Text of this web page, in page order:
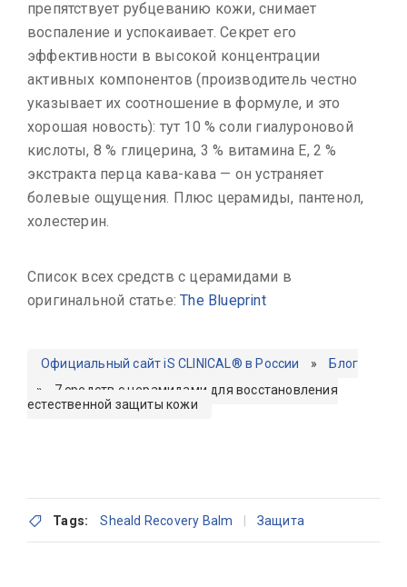
препятствует рубцеванию кожи, снимает
воспаление и успокаивает. Секрет его
эффективности в высокой концентрации
активных компонентов (производитель честно
указывает их соотношение в формуле, и это
хорошая новость): тут 10 % соли гиалуроновой
кислоты, 8 % глицерина, 3 % витамина Е, 2 %
экстракта перца кава-кава — он устраняет
болевые ощущения. Плюс церамиды, пантенол,
холестерин.
Список всех средств с церамидами в
оригинальной статье:The Blueprint
Официальный сайт iS CLINICAL® в России » Блог
» 7 средств с церамидами для восстановления
естественной защиты кожи
Tags: Sheald Recovery Balm Защита